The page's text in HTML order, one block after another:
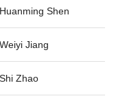
Huanming Shen
Weiyi Jiang
Shi Zhao